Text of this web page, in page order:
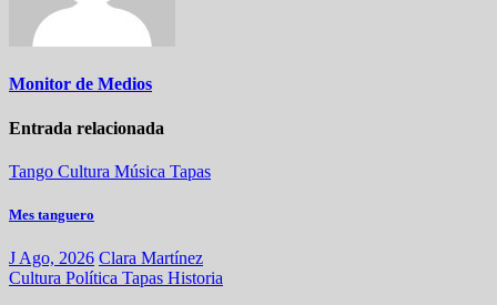
Monitor de Medios
Entrada relacionada
Tango Cultura Música Tapas
Mes tanguero
J Ago, 2026 Clara Martínez
Cultura Política Tapas Historia